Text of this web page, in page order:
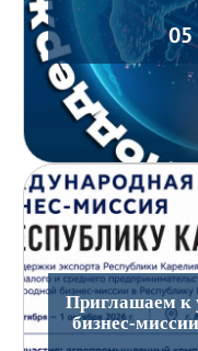
05
Приглашаем к
бизнес-